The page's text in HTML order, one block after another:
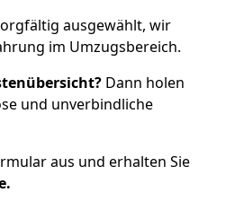
ausgewählt, wir
im Umzugsbereich.
Dann holen
und unverbindliche
aus und erhalten Sie